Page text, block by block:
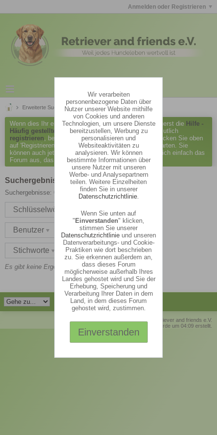
Anmelden oder Registrieren
Erweiterte Suche Suchergebnisse
Wenn dies Ihr erster Besuch hier ist, lesen Sie bitte zuerst die Hilfe -
Häufig gestellte Fragendurch. Sie müssen sich vermutlich
registrieren, bevor Sie Beiträge verfassen können. Klicken Sie oben
auf 'Registrieren', um den Registrierungsprozess zu starten. Sie
können auch jetzt schon Beiträge lesen. Suchen Sie sich einfach das
Forum aus, das Sie am meisten interessiert.
Suchergebnisse
Suchergebnisse: 0 Ergebnisse in 0,0052 Sekunden.
Schlüsselwörter
Benutzer
Stichworte neu hier
Es gibt keine Ergebnisse zu diesen Suchkriterien.
© Retriever and friends e.V.
Die Seite wurde um 04:09 erstellt.
Wir verarbeiten
personenbezogene Daten über
Nutzer unserer Website mithilfe
von Cookies und anderen
Technologien, um unsere Dienste
bereitzustellen, Werbung zu
personalisieren und
Websiteaktivitäten zu
analysieren. Wir können
bestimmte Informationen über
unsere Nutzer mit unseren
Werbe- und Analysepartnern
teilen. Weitere Einzelheiten
finden Sie in unserer
Datenschutzrichtlinie.
Wenn Sie unten auf
"Einverstanden" klicken,
stimmen Sie unserer
Datenschutzrichtlinie und unseren
Datenverarbeitungs- und Cookie-
Praktiken wie dort beschrieben
zu. Sie erkennen außerdem an,
dass dieses Forum
möglicherweise außerhalb Ihres
Landes gehostet wird und Sie der
Erhebung, Speicherung und
Verarbeitung Ihrer Daten in dem
Land, in dem dieses Forum
gehostet wird, zustimmen.
Einverstanden